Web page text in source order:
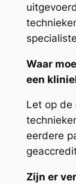
Waar
een
Let op de
eerdere
Zijn er